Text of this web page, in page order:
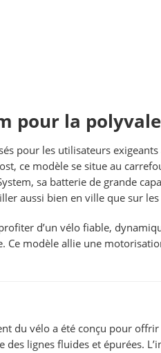
pour la
pour les utilisateurs exigeants
ce modèle se situe au
sa batterie de grande
aussi bien en ville que sur
d’un vélo fiable,
Ce modèle allie une
du vélo a été conçu pour
lignes fluides et épurées.